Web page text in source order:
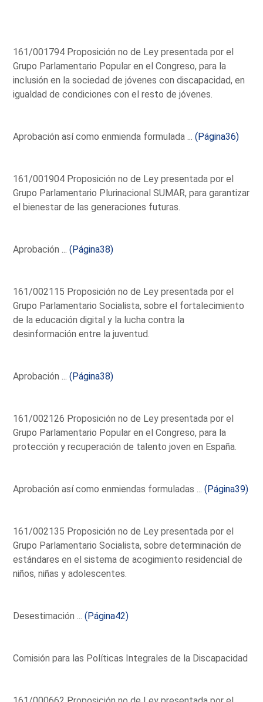
161/001794 Proposición no de Ley presentada por el
Grupo Parlamentario Popular en el Congreso, para la
inclusión en la sociedad de jóvenes con discapacidad, en
igualdad de condiciones con el resto de jóvenes.
Aprobación así como enmienda formulada ...(Página36)
161/001904 Proposición no de Ley presentada por el
Grupo Parlamentario Plurinacional SUMAR, para garantizar
el bienestar de las generaciones futuras.
Aprobación ...(Página38)
161/002115 Proposición no de Ley presentada por el
Grupo Parlamentario Socialista, sobre el fortalecimiento
de la educación digital y la lucha contra la
desinformación entre la juventud.
Aprobación ...(Página38)
161/002126 Proposición no de Ley presentada por el
Grupo Parlamentario Popular en el Congreso, para la
protección y recuperación de talento joven en España.
Aprobación así como enmiendas formuladas ...(Página39)
161/002135 Proposición no de Ley presentada por el
Grupo Parlamentario Socialista, sobre determinación de
estándares en el sistema de acogimiento residencial de
niños, niñas y adolescentes.
Desestimación ...(Página42)
Comisión para las Políticas Integrales de la Discapacidad